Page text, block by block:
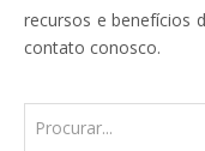
recursos e benefícios
contato conosco.